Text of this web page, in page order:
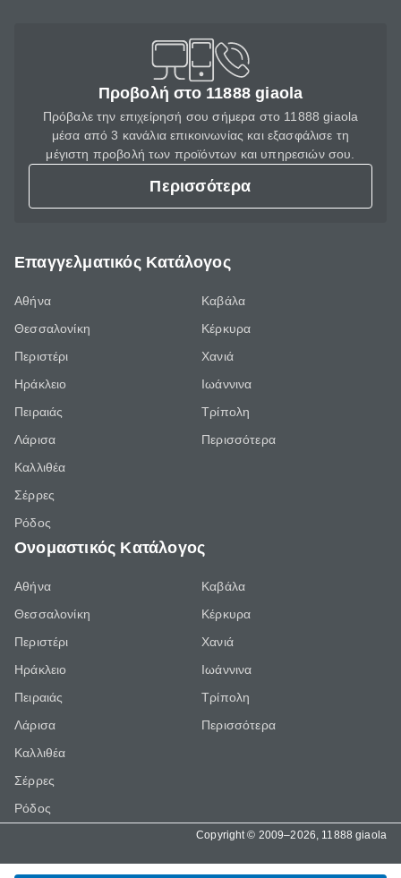
Προβολή στο 11888 giaola
Πρόβαλε την επιχείρησή σου σήμερα στο 11888 giaola
μέσα από 3 κανάλια επικοινωνίας και εξασφάλισε τη
μέγιστη προβολή των προϊόντων και υπηρεσιών σου.
Περισσότερα
Επαγγελματικός Κατάλογος
Αθήνα
Θεσσαλονίκη
Περιστέρι
Ηράκλειο
Πειραιάς
Λάρισα
Καλλιθέα
Σέρρες
Ρόδος
Καβάλα
Κέρκυρα
Χανιά
Ιωάννινα
Τρίπολη
Περισσότερα
Ονομαστικός Κατάλογος
Αθήνα
Θεσσαλονίκη
Περιστέρι
Ηράκλειο
Πειραιάς
Λάρισα
Καλλιθέα
Σέρρες
Ρόδος
Καβάλα
Κέρκυρα
Χανιά
Ιωάννινα
Τρίπολη
Περισσότερα
Copyright © 2009–2026, 11888 giaola